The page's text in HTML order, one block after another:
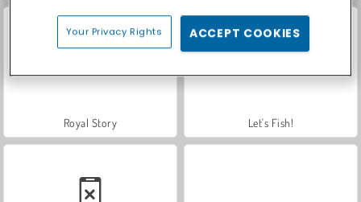
Royal Story Let's Fish!
Your Privacy Rights ACCEPT COOKIES